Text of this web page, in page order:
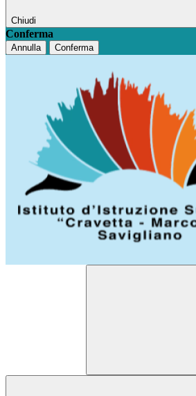
Chiudi
Conferma
Annulla Conferma